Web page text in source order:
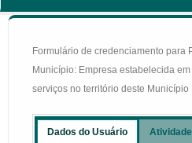
Formulário de credenciamento para
Município: Empresa estabelecida
serviços no território deste Município
Dados do Usuário